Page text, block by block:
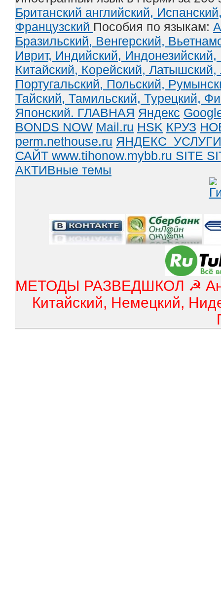
Британский английский,
Французский Пособия по языкам:
Бразильский, Венгерский,
Иврит, Индийский, Индонезийский,
Китайский, Корейский, Латышский,
Португальский, Польский,
Тайский, Тамильский, Турецкий,
Японский. ГЛАВНАЯ Яндекс
BONDS NOW Mail.ru HSK КРУЗ
perm.nethouse.ru ЯНДЕКС_УСЛУГИ
САЙТ www.tihonow.mybb.ru SITE
АКТИВные темы
МЕТОДЫ РАЗВЕДШКОЛ ☭
Китайский, Немецкий,